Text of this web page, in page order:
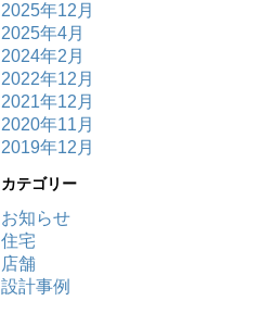
2025年12月
2025年4月
2024年2月
2022年12月
2021年12月
2020年11月
2019年12月
カテゴリー
お知らせ
住宅
店舗
設計事例